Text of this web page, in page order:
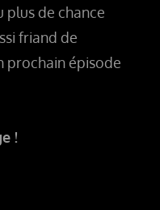
plus de chance
friand de
prochain épisode
!